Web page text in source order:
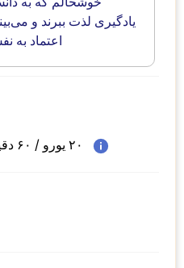
۲۰ یورو / ۶۰ دقیقه / ۱۵ کیلومتر دور زمین